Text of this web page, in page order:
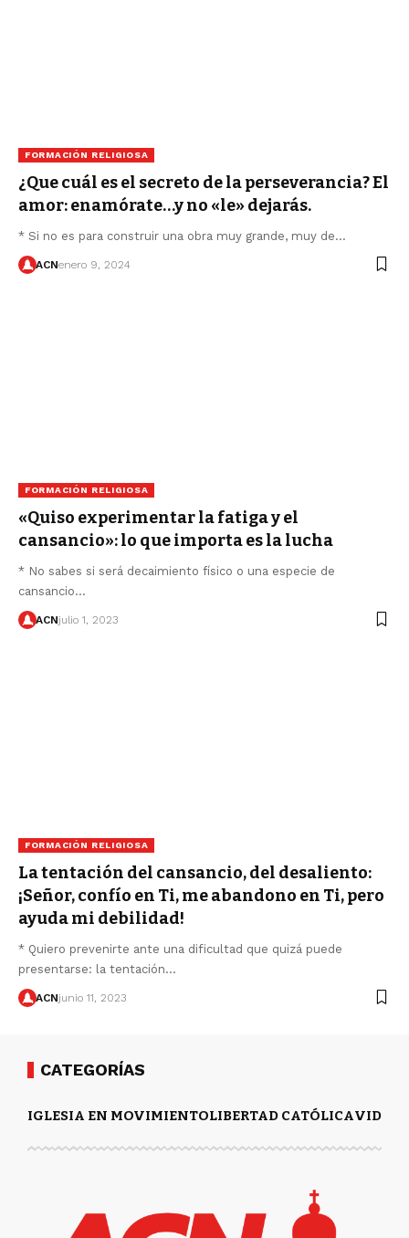
FORMACIÓN RELIGIOSA
¿Que cuál es el secreto de la perseverancia? El
amor: enamórate…y no «le» dejarás.
* Si no es para construir una obra muy grande, muy de…
ACNenero 9, 2024
FORMACIÓN RELIGIOSA
«Quiso experimentar la fatiga y el
cansancio»: lo que importa es la lucha
* No sabes si será decaimiento físico o una especie de
cansancio…
ACNjulio 1, 2023
FORMACIÓN RELIGIOSA
La tentación del cansancio, del desaliento:
¡Señor, confío en Ti, me abandono en Ti, pero
ayuda mi debilidad!
* Quiero prevenirte ante una dificultad que quizá puede
presentarse: la tentación…
ACNjunio 11, 2023
CATEGORÍAS
IGLESIA EN MOVIMIENTOLIBERTAD CATÓLICAVIDA